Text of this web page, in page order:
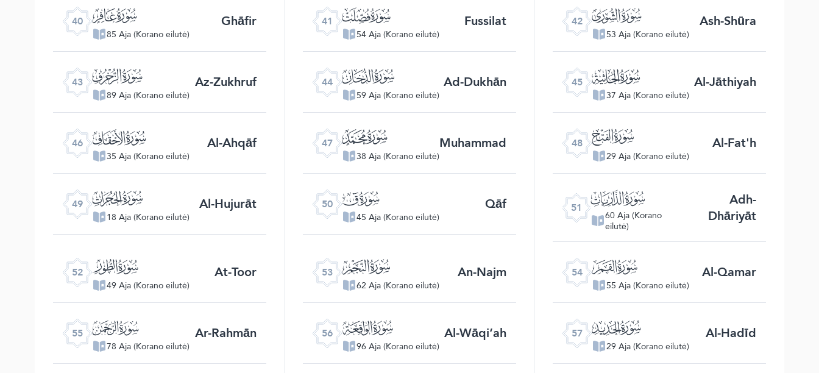
40 ﯕ
85 Aja (Korano eilutė)
Ghāfir 41 ﯖ
54 Aja (Korano eilutė)
Fussilat 42 ﯗ
53 Aja (Korano eilutė)
Ash-Shūra
43 ﯘ
89 Aja (Korano eilutė)
Az-Zukhruf 44 ﯙ
59 Aja (Korano eilutė)
Ad-Dukhān 45 ﯚ
37 Aja (Korano eilutė)
Al-Jāthiyah
46 ﯛ
35 Aja (Korano eilutė)
Al-Ahqāf 47 ﯜ
38 Aja (Korano eilutė)
Muhammad 48 ﯝ
29 Aja (Korano eilutė)
Al-Fat'h
49 ﯞ
18 Aja (Korano eilutė)
Al-Hujurāt 50 ﯟ
45 Aja (Korano eilutė)
Qāf 51 ﯠ
60 Aja (Korano
eilutė)
Adh-
Dhāriyāt
52 ﯡ
49 Aja (Korano eilutė)
At-Toor 53 ﯢ
62 Aja (Korano eilutė)
An-Najm 54 ﯣ
55 Aja (Korano eilutė)
Al-Qamar
55 ﯤ
78 Aja (Korano eilutė)
Ar-Rahmān 56 ﯥ
96 Aja (Korano eilutė)
Al-Wāqi‘ah 57 ﯦ
29 Aja (Korano eilutė)
Al-Hadīd